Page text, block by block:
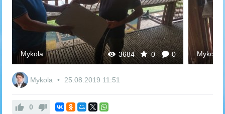
3684 0 0
Mykola Mykola
Mykola 25.08.2019 11:51
0